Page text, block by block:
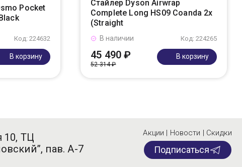
Pocket
Код: 224632
В корзину
Стайлер Dyson Airwrap
Complete Long HS09 Coanda 2x
(Straight
Код: 224265
В наличии
45 490 ₽
52 314 ₽
В корзину
10, ТЦ
пав. А-7
Акции | Новости | Скидки
Подписаться